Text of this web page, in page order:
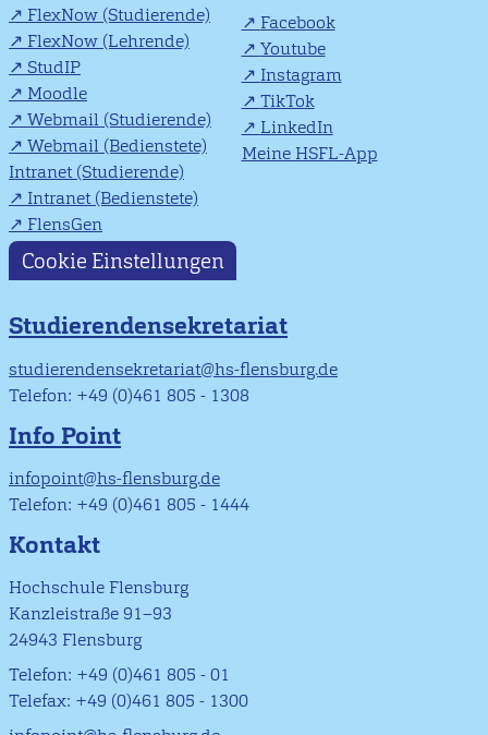
FlexNow (Studierende)
FlexNow (Lehrende)
StudIP
Moodle
Webmail (Studierende)
Webmail (Bedienstete)
Intranet (Studierende)
Intranet (Bedienstete)
FlensGen
Facebook
Youtube
Instagram
TikTok
LinkedIn
Meine HSFL-App
Cookie Einstellungen
Studierendensekretariat
studierendensekretariat@hs-flensburg.de
Telefon: +49 (0)461 805 - 1308
Info Point
infopoint@hs-flensburg.de
Telefon: +49 (0)461 805 - 1444
Kontakt
Hochschule Flensburg
Kanzleistraße 91–93
24943 Flensburg
Telefon: +49 (0)461 805 - 01
Telefax: +49 (0)461 805 - 1300